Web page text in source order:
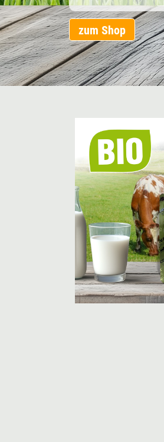
zum Shop